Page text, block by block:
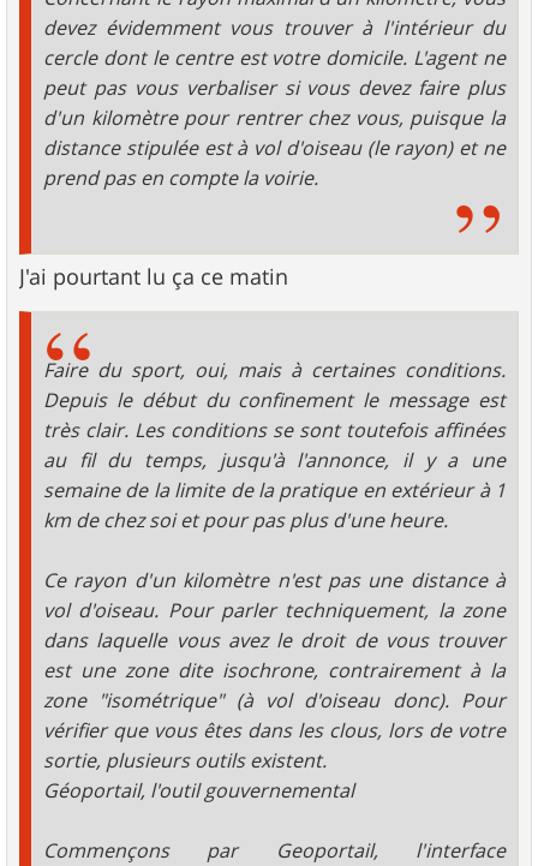
devez évidemment vous trouver à l'intérieur du
cercle dont le centre est votre domicile. L'agent ne
peut pas vous verbaliser si vous devez faire plus
d'un kilomètre pour rentrer chez vous, puisque la
distance stipulée est à vol d'oiseau (le rayon) et ne
prend pas en compte la voirie.
J'ai pourtant lu ça ce matin
Faire du sport, oui, mais à certaines conditions.
Depuis le début du confinement le message est
très clair. Les conditions se sont toutefois affinées
au fil du temps, jusqu'à l'annonce, il y a une
semaine de la limite de la pratique en extérieur à 1
km de chez soi et pour pas plus d'une heure.
Ce rayon d'un kilomètre n'est pas une distance à
vol d'oiseau. Pour parler techniquement, la zone
dans laquelle vous avez le droit de vous trouver
est une zone dite isochrone, contrairement à la
zone "isométrique" (à vol d'oiseau donc). Pour
vérifier que vous êtes dans les clous, lors de votre
sortie, plusieurs outils existent.
Géoportail, l'outil gouvernemental
Commençons par Geoportail, l'interface